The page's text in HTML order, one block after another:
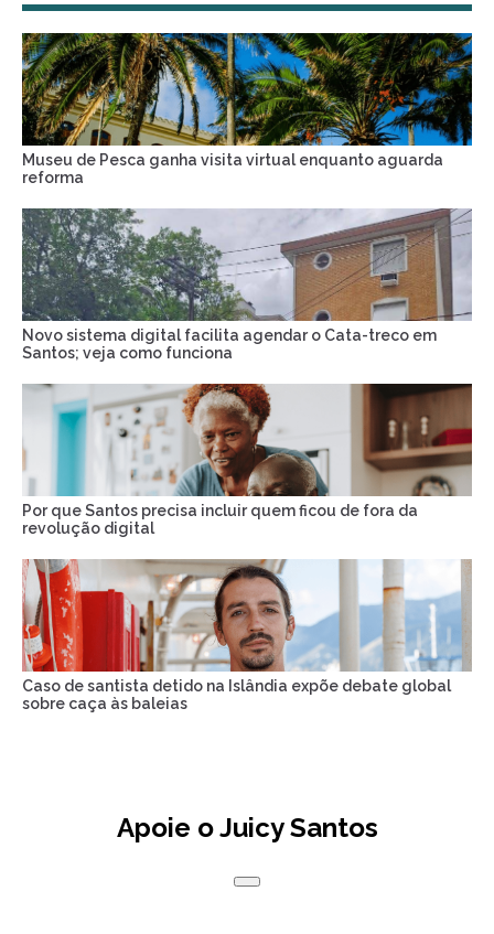
Museu de Pesca ganha visita virtual enquanto aguarda
reforma
Novo sistema digital facilita agendar o Cata-treco em
Santos; veja como funciona
Por que Santos precisa incluir quem ficou de fora da
revolução digital
Caso de santista detido na Islândia expõe debate global
sobre caça às baleias
Apoie o Juicy Santos